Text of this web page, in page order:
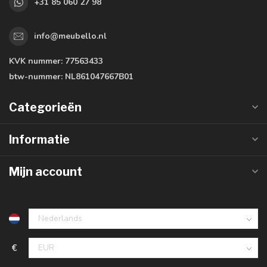
+31 85 060 27 98
info@meubello.nl
KVK nummer: 77563433
btw-nummer: NL861047667B01
Categorieën
Informatie
Mijn account
€